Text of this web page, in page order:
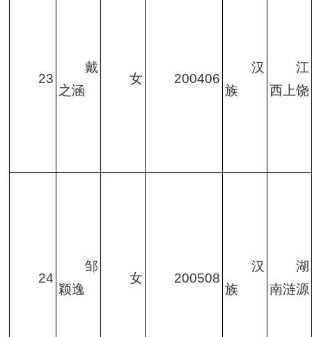
23
戴
之涵
女 200406
汉
族
江
西上饶
24
邹
颖逸
女 200508
汉
族
湖
南涟源